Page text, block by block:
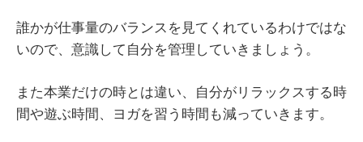
誰かが仕事量のバランスを見てくれているわけではな
いので、意識して自分を管理していきましょう。
また本業だけの時とは違い、自分がリラックスする時
間や遊ぶ時間、ヨガを習う時間も減っていきます。